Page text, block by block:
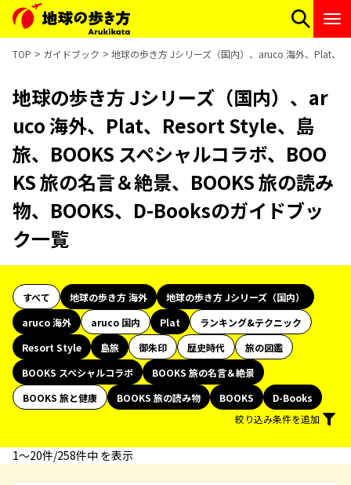
TOP ガイドブック 地球の歩き方 Jシリーズ（国内）、aruco 海外、Plat、
地球の歩き方 Jシリーズ（国内）、ar
uco 海外、Plat、Resort Style、島
旅、BOOKS スペシャルコラボ、BOO
KS 旅の名言＆絶景、BOOKS 旅の読み
物、BOOKS、D-Booksのガイドブッ
ク一覧
すべて 地球の歩き方 海外
地球の歩き方 Jシリーズ（国内）
aruco 海外
aruco 国内 Plat
ランキング&テクニック
Resort Style
島旅 御朱印 歴史時代
旅の図鑑
BOOKS スペシャルコラボ
BOOKS 旅の名言＆絶景
BOOKS 旅と健康
BOOKS 旅の読み物 BOOKS
D-Books
絞り込み条件を追加
1〜20件/258件中 を表示